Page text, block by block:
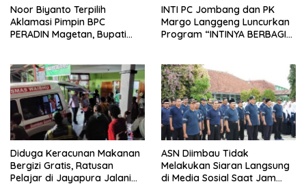
Noor Biyanto Terpilih
Aklamasi Pimpin BPC
PERADIN Magetan, Bupati
INTI PC Jombang dan PK
Margo Langgeng Luncurkan
Program “INTINYA BERBAGI”,
Diduga Keracunan Makanan
Bergizi Gratis, Ratusan
Pelajar di Jayapura Jalani
ASN Diimbau Tidak
Melakukan Siaran Langsung
di Media Sosial Saat Jam